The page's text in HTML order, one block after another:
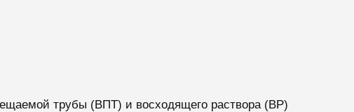
трубы (ВПТ) и восходящего раствора (ВР)